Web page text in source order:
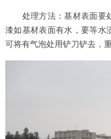
处理方法：基材表面要处
漆如基材表面有水，要等水
可将有气泡处用铲刀铲去，